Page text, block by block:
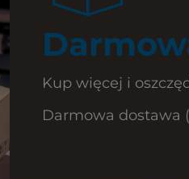
Kup więcej i
Darmowa dostawa